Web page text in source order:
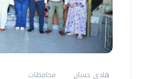
هادي حسان
محافظات